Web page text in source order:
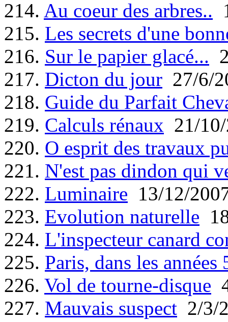
214. Au coeur des arbres..
215. Les secrets d'une
216. Sur le papier glacé...
217. Dicton du jour 27/6/
218. Guide du Parfait
219. Calculs rénaux 21/
220. O esprit des travaux
221. N'est pas dindon qui
222. Luminaire 13/12/
223. Evolution naturelle
224. L'inspecteur canard
225. Paris, dans les années
226. Vol de tourne-disque
227. Mauvais suspect 2/3/